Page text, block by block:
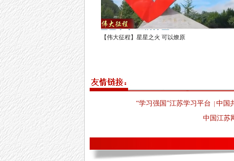
【伟大征程】星星之火 可以燎原
“学习强国”江苏学习平台 中国
中国江苏